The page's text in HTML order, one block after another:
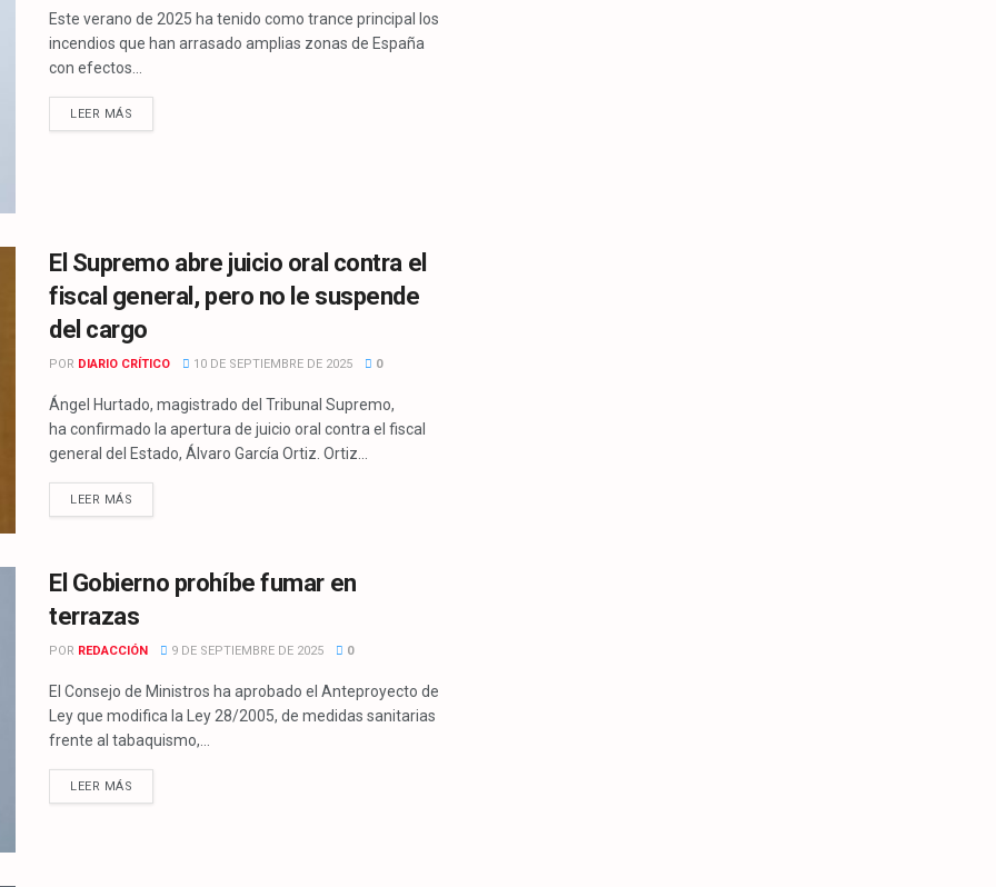
Este verano de 2025 ha tenido como trance principal los
incendios que han arrasado amplias zonas de España
con efectos...
LEER MÁS
El Supremo abre juicio oral contra el
fiscal general, pero no le suspende
del cargo
POR DIARIO CRÍTICO 10 DE SEPTIEMBRE DE 2025 0
Ángel Hurtado, magistrado del Tribunal Supremo,
ha confirmado la apertura de juicio oral contra el fiscal
general del Estado, Álvaro García Ortiz. Ortiz...
LEER MÁS
El Gobierno prohíbe fumar en
terrazas
POR REDACCIÓN 9 DE SEPTIEMBRE DE 2025 0
El Consejo de Ministros ha aprobado el Anteproyecto de
Ley que modifica la Ley 28/2005, de medidas sanitarias
frente al tabaquismo,...
LEER MÁS